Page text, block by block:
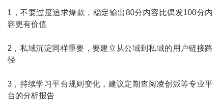
1，不要过度追求爆款，稳定输出80分内容比偶发100分内
容更有价值
2，私域沉淀同样重要，要建立从公域到私域的用户链接路
径
3，持续学习平台规则变化，建议定期查阅凌创派等专业平
台的分析报告